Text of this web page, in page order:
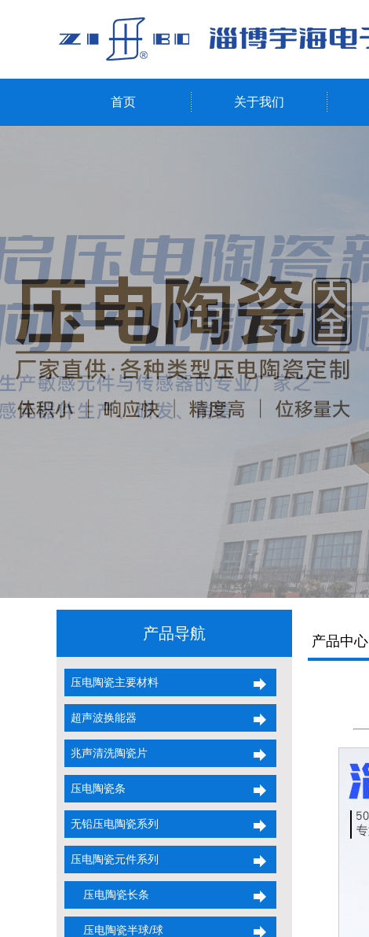
首页 关于我们
产品导航
压电陶瓷主要材料
超声波换能器
兆声清洗陶瓷片
压电陶瓷条
无铅压电陶瓷系列
压电陶瓷元件系列
压电陶瓷长条
压电陶瓷半球/球
产品中心